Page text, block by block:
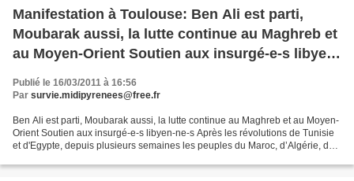
Manifestation à Toulouse: Ben Ali est parti,
Moubarak aussi, la lutte continue au Maghreb et
au Moyen-Orient Soutien aux insurgé-e-s libyen-
ne-s
Publié le 16/03/2011 à 16:56
Par survie.midipyrenees@free.fr
Ben Ali est parti, Moubarak aussi, la lutte continue au Maghreb et au Moyen-
Orient Soutien aux insurgé-e-s libyen-ne-s Après les révolutions de Tunisie
et d'Egypte, depuis plusieurs semaines les peuples du Maroc, d’Algérie, de